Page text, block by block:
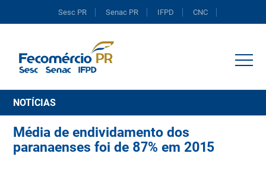
Sesc PR Senac PR IFPD CNC
NOTÍCIAS
Média de endividamento dos
paranaenses foi de 87% em 2015